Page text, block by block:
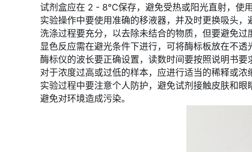
试剂盒应在 2 - 8℃保存，避免受热或阳光直射，使
实验操作中要使用准确的移液器，并及时更换吸头，
洗涤过程要充分，以去除未结合的物质，但要避免
显色反应需在避光条件下进行，可将酶标板放在不
酶标仪的波长要正确设置，读数时间要按照说明书
对于浓度过高或过低的样本，应进行适当的稀释或
实验过程中要注意个人防护，避免试剂接触皮肤和
避免对环境造成污染。